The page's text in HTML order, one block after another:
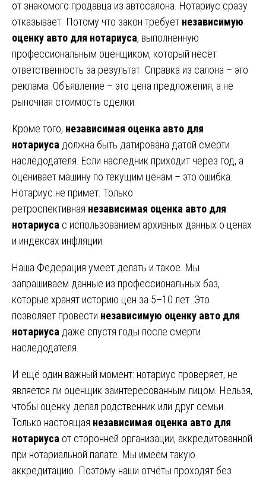
от знакомого продавца из автосалона. Нотариус сразу
отказывает. Потому что закон требует независимую
оценку авто для нотариуса, выполненную
профессиональным оценщиком, который несёт
ответственность за результат. Справка из салона – это
реклама. Объявление – это цена предложения, а не
рыночная стоимость сделки.
Кроме того, независимая оценка авто для
нотариуса должна быть датирована датой смерти
наследодателя. Если наследник приходит через год, а
оценивает машину по текущим ценам – это ошибка.
Нотариус не примет. Только
ретроспективная независимая оценка авто для
нотариуса с использованием архивных данных о ценах
и индексах инфляции.
Наша Федерация умеет делать и такое. Мы
запрашиваем данные из профессиональных баз,
которые хранят историю цен за 5–10 лет. Это
позволяет провести независимую оценку авто для
нотариуса даже спустя годы после смерти
наследодателя.
И ещё один важный момент: нотариус проверяет, не
является ли оценщик заинтересованным лицом. Нельзя,
чтобы оценку делал родственник или друг семьи.
Только настоящая независимая оценка авто для
нотариуса от сторонней организации, аккредитованной
при нотариальной палате. Мы имеем такую
аккредитацию. Поэтому наши отчёты проходят без